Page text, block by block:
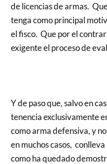
de licencias de armas.
tenga como principal
el fisco. Que por el
exigente el proceso de
Y de paso que, salvo en
tenencia exclusivamente
como arma defensiva, y
en muchos casos,
como ha quedado